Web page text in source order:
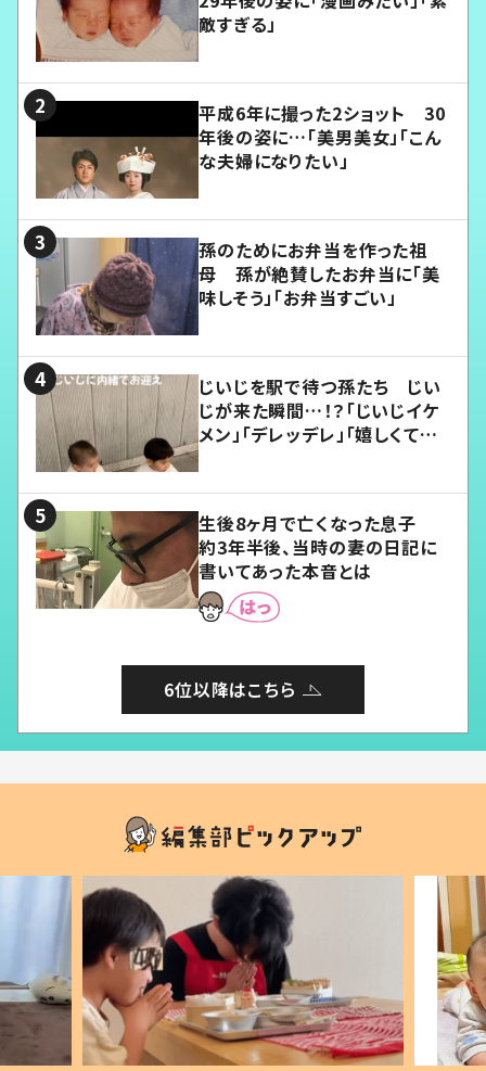
敵すぎる」
平成6年に撮った2ショット 30
年後の姿に…「美男美女」「こん
な夫婦になりたい」
孫のためにお弁当を作った祖
母 孫が絶賛したお弁当に「美
味しそう」「お弁当すごい」
じいじを駅で待つ孫たち じい
じが来た瞬間…！？「じいじイケ
メン」「デレッデレ」「嬉しくて可
生後8ヶ月で亡くなった息子
約3年半後、当時の妻の日記に
書いてあった本音とは
6位以降はこちら